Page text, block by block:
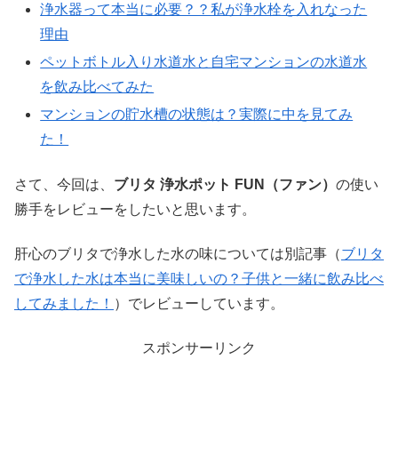
浄水器って本当に必要？？私が浄水栓を入れなった
理由
ペットボトル入り水道水と自宅マンションの水道水
を飲み比べてみた
マンションの貯水槽の状態は？実際に中を見てみ
た！
さて、今回は、 ブリタ 浄水ポット FUN（ファン） の使い
勝手をレビューをしたいと思います。
肝心のブリタで浄水した水の味については別記事（ブリタ
で浄水した水は本当に美味しいの？子供と一緒に飲み比べ
してみました！ ）でレビューしています。
スポンサーリンク